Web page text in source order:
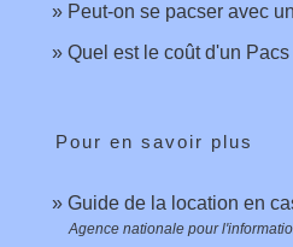
Peut-on se pacser avec
Quel est le coût d'un Pacs
Pour en savoir plus
Guide de la location en
Agence nationale pour